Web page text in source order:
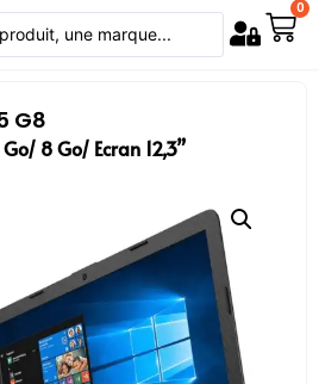
0
G8
8 Go/ Ecran 12,3”